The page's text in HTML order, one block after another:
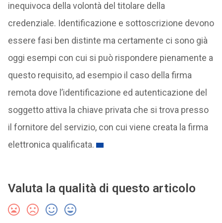
inequivoca della volontà del titolare della
credenziale. Identificazione e sottoscrizione devono
essere fasi ben distinte ma certamente ci sono già
oggi esempi con cui si può rispondere pienamente a
questo requisito, ad esempio il caso della firma
remota dove l’identificazione ed autenticazione del
soggetto attiva la chiave privata che si trova presso
il fornitore del servizio, con cui viene creata la firma
elettronica qualificata.
Valuta la qualità di questo articolo